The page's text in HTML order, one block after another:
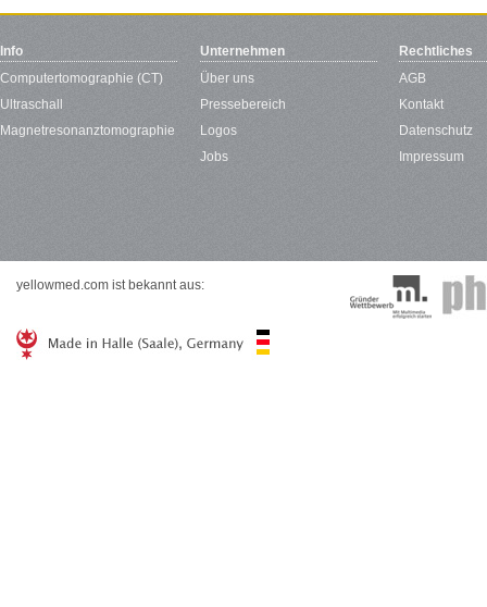
Info
Computertomographie (CT)
Ultraschall
Magnetresonanztomographie
Unternehmen
Über uns
Pressebereich
Logos
Jobs
Rechtliches
AGB
Kontakt
Datenschutz
Impressum
yellowmed.com ist bekannt aus: